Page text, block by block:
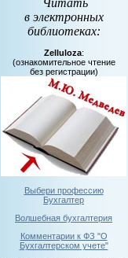
Читать
в электронных
библиотеках:
Zelluloza:
(ознакомительное чтение
без регистрации)
Выбери профессию
Бухгалтер
Волшебная бухгалтерия
Комментарии к ФЗ "О
Бухгалтерском учете"